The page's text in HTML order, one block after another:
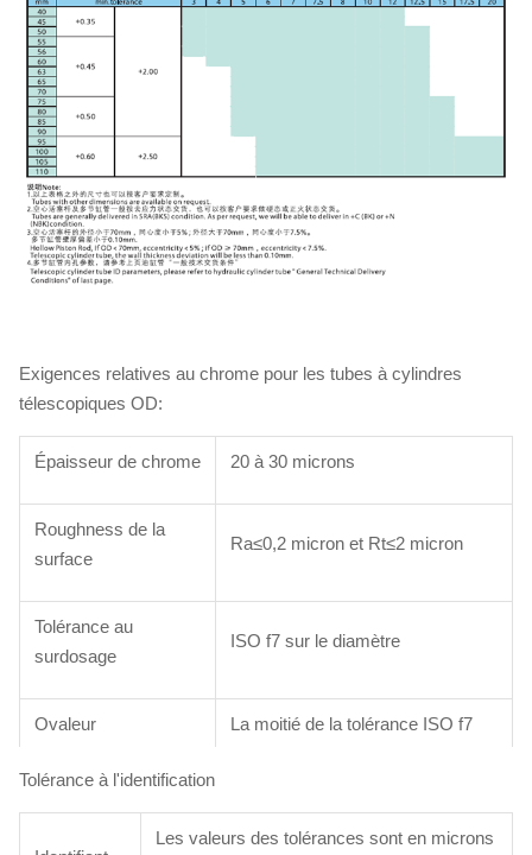
Exigences relatives au chrome pour les tubes à cylindres
télescopiques OD:
Épaisseur de chrome 20 à 30 microns
Roughness de la
surface
Ra≤0,2 micron et Rt≤2 micron
Tolérance au
surdosage
ISO f7 sur le diamètre
Ovaleur La moitié de la tolérance ISO f7
Le droit
Tolérance à l'identification
Les valeurs des tolérances sont en microns